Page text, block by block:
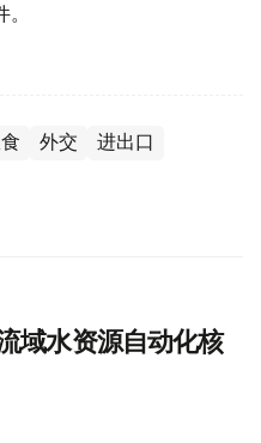
外交 进出口
域水资源自动化核